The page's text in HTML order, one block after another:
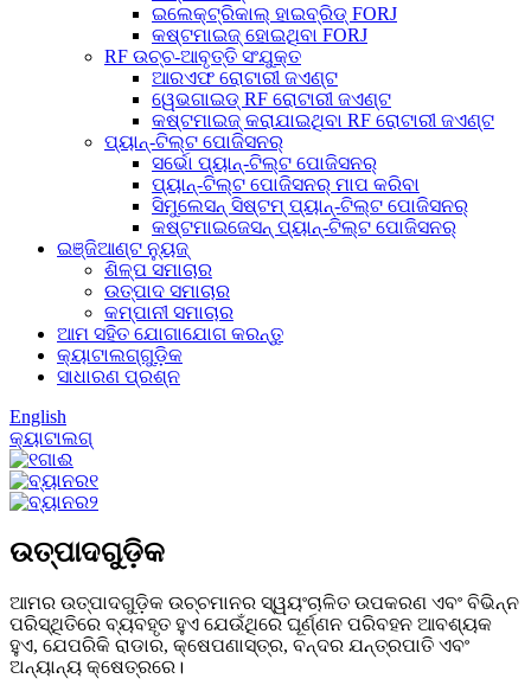
ଇଲେକ୍ଟ୍ରିକାଲ୍ ହାଇବ୍ରିଡ୍ FORJ
କଷ୍ଟମାଇଜ୍ ହୋଇଥିବା FORJ
RF ଉଚ୍ଚ-ଆବୃତ୍ତି ସଂଯୁକ୍ତ
ଆରଏଫ ରୋଟାରୀ ଜଏଣ୍ଟ
ୱେଭଗାଇଡ୍ RF ରୋଟାରୀ ଜଏଣ୍ଟ
କଷ୍ଟମାଇଜ୍ କରାଯାଇଥିବା RF ରୋଟାରୀ ଜଏଣ୍ଟ
ପ୍ୟାନ୍-ଟିଲ୍ଟ ପୋଜିସନର୍
ସର୍ଭୋ ପ୍ୟାନ୍-ଟିଲ୍ଟ ପୋଜିସନର୍
ପ୍ୟାନ୍-ଟିଲ୍ଟ ପୋଜିସନର୍ ମାପ କରିବା
ସିମୁଲେସନ୍ ସିଷ୍ଟମ୍ ପ୍ୟାନ୍-ଟିଲ୍ଟ ପୋଜିସନର୍
କଷ୍ଟମାଇଜେସନ୍ ପ୍ୟାନ୍-ଟିଲ୍ଟ ପୋଜିସନର୍
ଇଞ୍ଜିଆଣ୍ଟ ନ୍ୟୁଜ୍
ଶିଳ୍ପ ସମାଚାର
ଉତ୍ପାଦ ସମାଚାର
କମ୍ପାନୀ ସମାଚାର
ଆମ ସହିତ ଯୋଗାଯୋଗ କରନ୍ତୁ
କ୍ୟାଟାଲଗ୍‌ଗୁଡ଼ିକ
ସାଧାରଣ ପ୍ରଶ୍ନ
English
କ୍ୟାଟାଲଗ୍
ଉତ୍ପାଦଗୁଡ଼ିକ
ଆମର ଉତ୍ପାଦଗୁଡ଼ିକ ଉଚ୍ଚମାନର ସ୍ୱୟଂଚାଳିତ ଉପକରଣ ଏବଂ ବିଭିନ୍ନ
ପରିସ୍ଥିତିରେ ବ୍ୟବହୃତ ହୁଏ ଯେଉଁଥିରେ ଘୂର୍ଣ୍ଣନ ପରିବହନ ଆବଶ୍ୟକ
ହୁଏ, ଯେପରିକି ରାଡାର, କ୍ଷେପଣାସ୍ତ୍ର, ବନ୍ଦର ଯନ୍ତ୍ରପାତି ଏବଂ
ଅନ୍ୟାନ୍ୟ କ୍ଷେତ୍ରରେ।